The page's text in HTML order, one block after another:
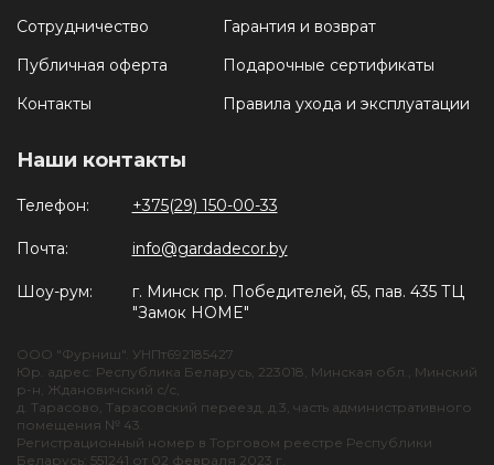
Сотрудничество
Публичная оферта
Контакты
Гарантия и возврат
Подарочные сертификаты
Правила ухода и эксплуатации
Наши контакты
Телефон: +375(29) 150-00-33
Почта: info@gardadecor.by
Шоу-рум:
г. Минск пр. Победителей, 65, пав. 435 ТЦ
"Замок HOME"
ООО "Фурниш". УНПт692185427
Юр. адрес: Республика Беларусь, 223018, Минская обл., Минский
р-н, Ждановичский с/с,
д. Тарасово, Тарасовский переезд, д.3, часть административного
помещения № 43.
Регистрационный номер в Торговом реестре Республики
Беларусь: 551241 от 02 февраля 2023 г.